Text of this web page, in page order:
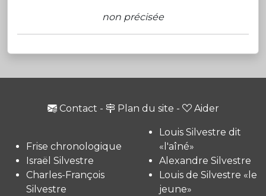
non précisée
Contact - Plan du site - Aider
Frise chronologique
Israël Silvestre
Charles-François
Silvestre
Louis Silvestre dit
«l'aîné»
Alexandre Silvestre
Louis de Silvestre «le
jeune»